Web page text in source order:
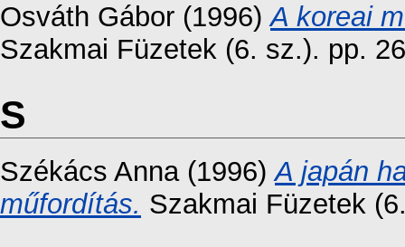
Osváth Gábor (1996)A koreai
Szakmai Füzetek (6. sz.). pp.
S
Székács Anna(1996)A japán
műfordítás. Szakmai Füzetek